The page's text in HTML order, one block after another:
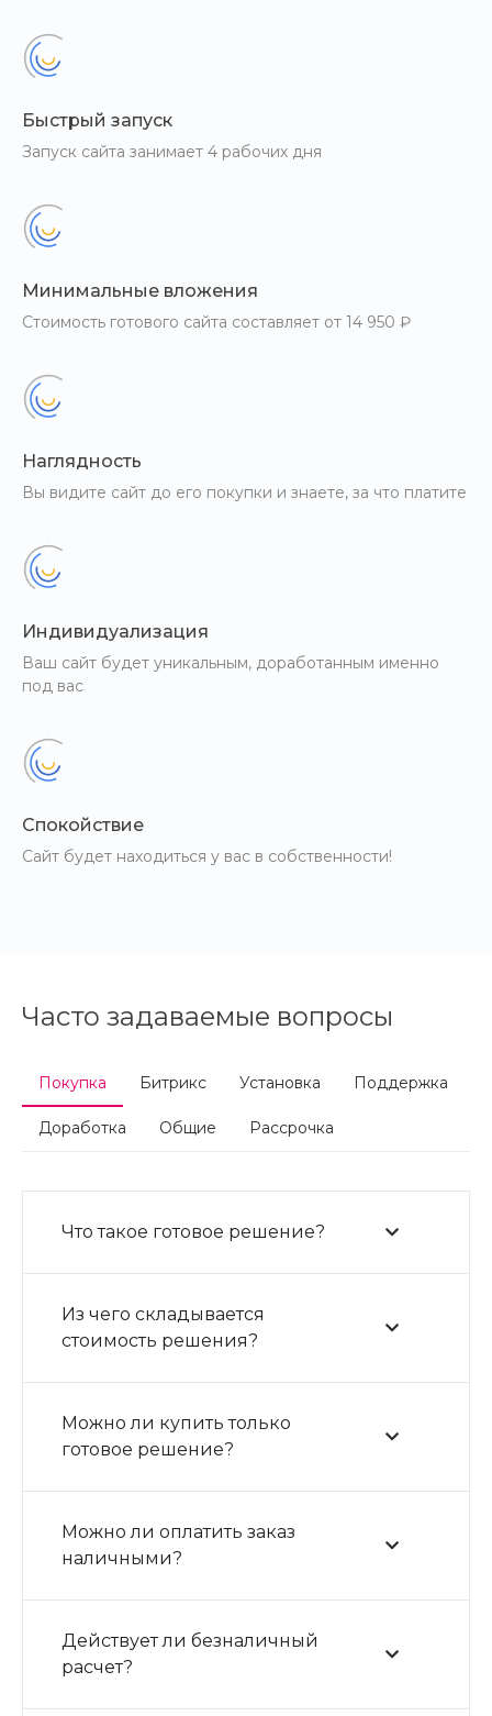
Быстрый запуск
Запуск сайта занимает 4 рабочих дня
Минимальные вложения
Стоимость готового сайта составляет от 14 950 ₽
Наглядность
Вы видите сайт до его покупки и знаете, за что платите
Индивидуализация
Ваш сайт будет уникальным, доработанным именно
под вас
Спокойствие
Сайт будет находиться у вас в собственности!
Часто задаваемые вопросы
Покупка Битрикс Установка Поддержка
Доработка Общие Рассрочка
Что такое готовое решение?
Из чего складывается
стоимость решения?
Можно ли купить только
готовое решение?
Можно ли оплатить заказ
наличными?
Действует ли безналичный
расчет?